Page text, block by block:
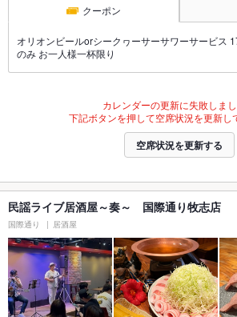
クーポン
オリオンビールorシークヮーサーサワーサービス
のみ お一人様一杯限り
カレンダーの更新に失敗しまし
下記ボタンを押して空席状況を更新し
空席状況を更新する
民謡ライブ居酒屋～奏～ 国際通り牧志店
国際通り 居酒屋